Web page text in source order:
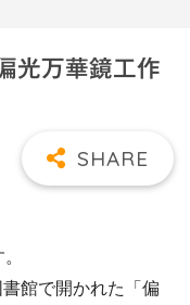
万華鏡工作
館で開かれた「偏